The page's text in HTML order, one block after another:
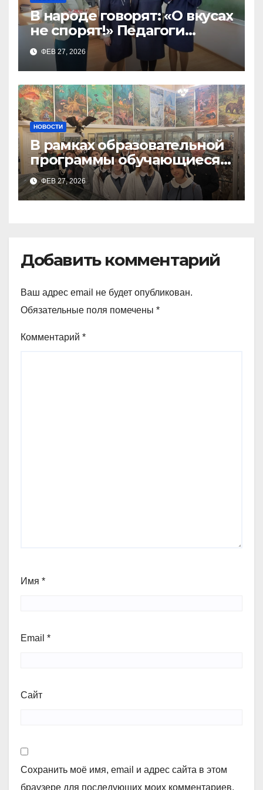
В народе говорят: «О вкусах
не спорят!» Педагоги
поварского отделения
Тимченко О.О.
ФЕВ 27, 2026
НОВОСТИ
В рамках образовательной
программы обучающиеся
9а,8,9б классов посетили
зоологический музей и
ФЕВ 27, 2026
Добавить комментарий
Ваш адрес email не будет опубликован.
Обязательные поля помечены *
Комментарий *
Имя *
Email *
Сайт
Сохранить моё имя, email и адрес сайта в этом
браузере для последующих моих комментариев.